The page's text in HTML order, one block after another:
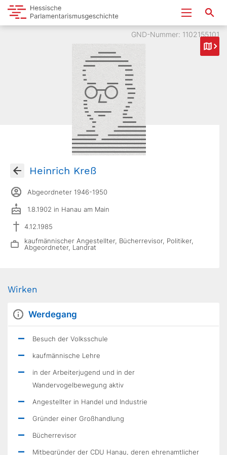
GND-Nummer: 1102155101
Heinrich Kreß
Abgeordneter 1946-1950
1.8.1902 in Hanau am Main
4.12.1985
kaufmännischer Angestellter, Bücherrevisor, Politiker,
Abgeordneter, Landrat
Wirken
Werdegang
Besuch der Volksschule
kaufmännische Lehre
in der Arbeiterjugend und in der
Wandervogelbewegung aktiv
Angestellter in Handel und Industrie
Gründer einer Großhandlung
Bücherrevisor
Mitbegründer der CDU Hanau, deren ehrenamtlicher